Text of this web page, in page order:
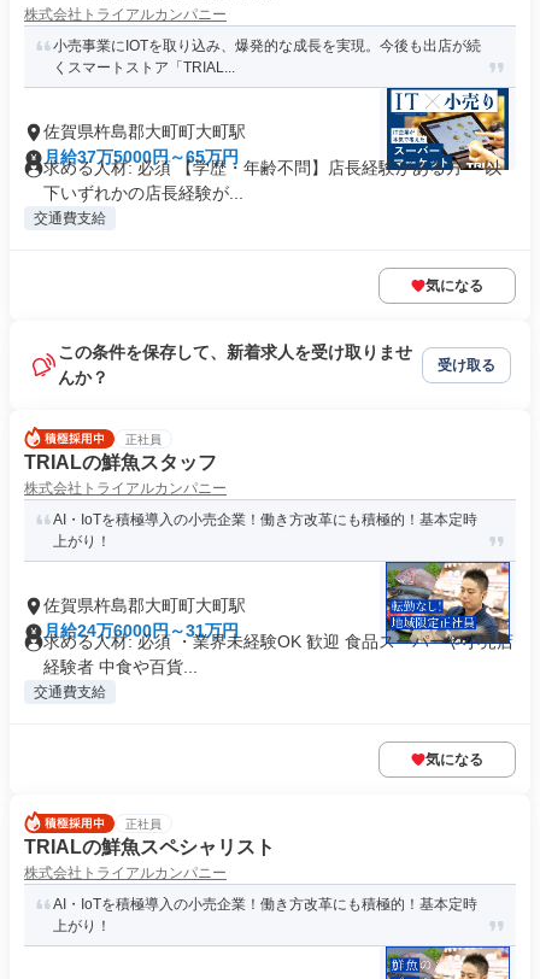
株式会社トライアルカンパニー
小売事業にIOTを取り込み、爆発的な成長を実現。今後も出店が続
くスマートストア「TRIAL...
佐賀県杵島郡大町町大町駅
月給37万5000円～65万円
求める人材: 必須 【学歴・年齢不問】店長経験がある方 ～以
下いずれかの店長経験が...
交通費支給
気になる
この条件を保存して、新着求人を受け取りませ
んか？
受け取る
正社員
TRIALの鮮魚スタッフ
株式会社トライアルカンパニー
AI・IoTを積極導入の小売企業！働き方改革にも積極的！基本定時
上がり！
佐賀県杵島郡大町町大町駅
月給24万6000円～31万円
求める人材: 必須 ・業界未経験OK 歓迎 食品スーパーや小売店
経験者 中食や百貨...
交通費支給
気になる
正社員
TRIALの鮮魚スペシャリスト
株式会社トライアルカンパニー
AI・IoTを積極導入の小売企業！働き方改革にも積極的！基本定時
上がり！